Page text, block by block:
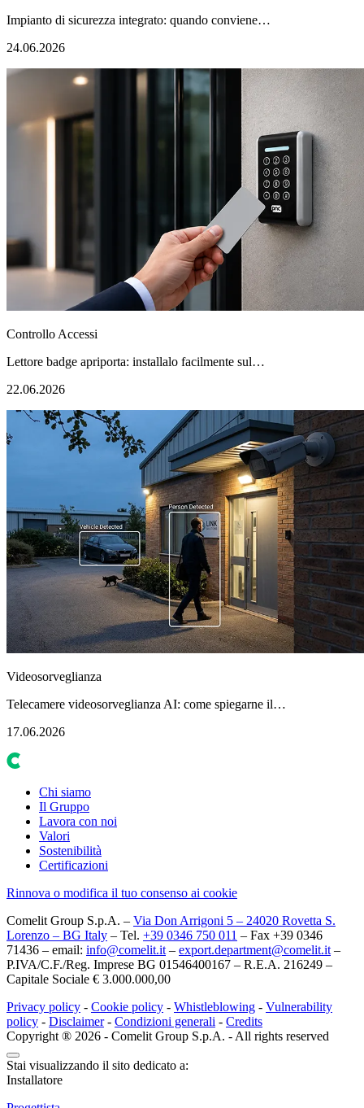
Impianto di sicurezza integrato: quando conviene…
24.06.2026
Controllo Accessi
Lettore badge apriporta: installalo facilmente sul…
22.06.2026
Videosorveglianza
Telecamere videosorveglianza AI: come spiegarne il…
17.06.2026
Chi siamo
Il Gruppo
Lavora con noi
Valori
Sostenibilità
Certificazioni
Rinnova o modifica il tuo consenso ai cookie
Comelit Group S.p.A. – Via Don Arrigoni 5 – 24020 Rovetta S.
Lorenzo – BG Italy – Tel. +39 0346 750 011 – Fax +39 0346
71436 – email: info@comelit.it – export.department@comelit.it –
P.IVA/C.F./Reg. Imprese BG 01546400167 – R.E.A. 216249 –
Capitale Sociale € 3.000.000,00
Privacy policy - Cookie policy - Whistleblowing - Vulnerability
policy - Disclaimer- Condizioni generali - Credits
Copyright ® 2026 - Comelit Group S.p.A. - All rights reserved
Stai visualizzando il sito dedicato a:
Installatore